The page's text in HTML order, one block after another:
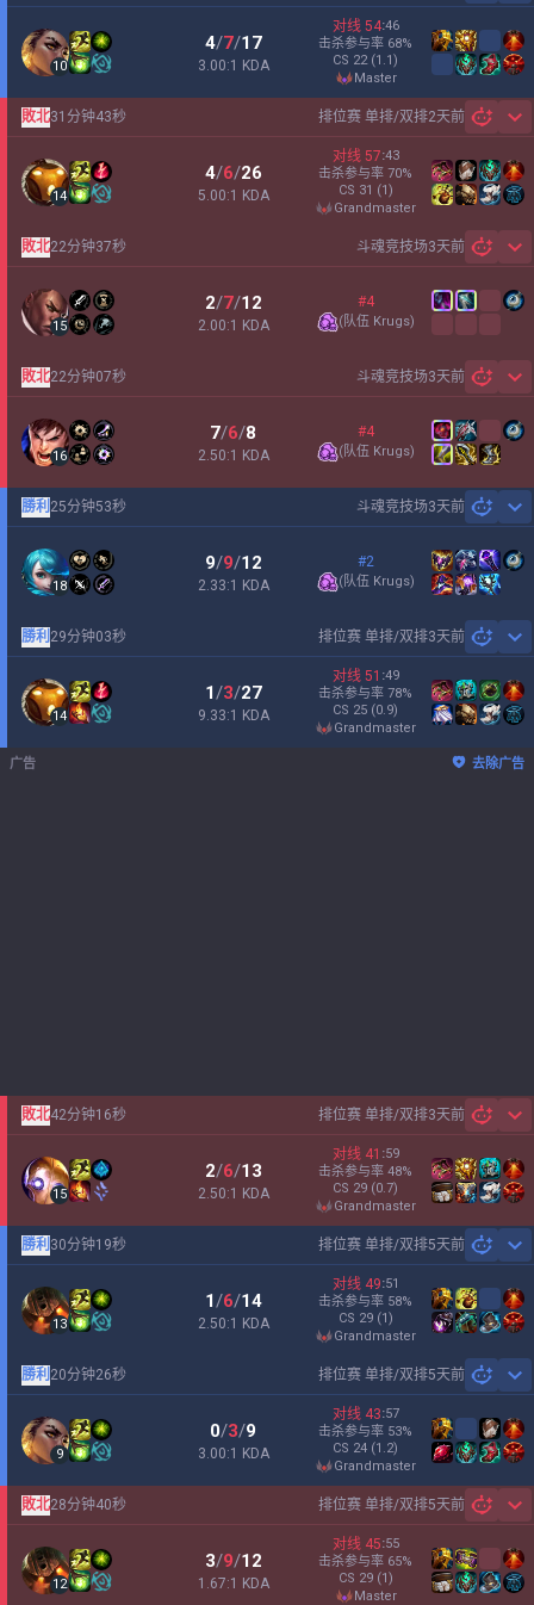
10
4/7/17
3.00:1 KDA
对线 54:46
击杀参与率 68%
CS 22 (1.1)
master
排位赛 单排/双排2天前
敗北31分钟43秒
14
4/6/26
5.00:1 KDA
对线 57:43
击杀参与率 70%
CS 31 (1)
grandmaster
斗魂竞技场3天前
敗北22分钟37秒
15
2/7/12
2.00:1 KDA
#4
(队伍 Krugs)
斗魂竞技场3天前
敗北22分钟07秒
16
7/6/8
2.50:1 KDA
#4
(队伍 Krugs)
斗魂竞技场3天前
勝利 25分钟53秒
18
9/9/12
2.33:1 KDA
#2
(队伍 Krugs)
排位赛 单排/双排3天前
勝利 29分钟03秒
14
1/3/27
9.33:1 KDA
对线 51 :49
击杀参与率 78%
CS 25 (0.9)
grandmaster
广告 去除广告
排位赛 单排/双排3天前
敗北42分钟16秒
15
2/6/13
2.50:1 KDA
对线 41 :59
击杀参与率 48%
CS 29 (0.7)
grandmaster
排位赛 单排/双排5天前
勝利 30分钟19秒
13
1/6/14
2.50:1 KDA
对线 49:51
击杀参与率 58%
CS 29 (1)
grandmaster
排位赛 单排/双排5天前
勝利 20分钟26秒
9
0/3/9
3.00:1 KDA
对线 43:57
击杀参与率 53%
CS 24 (1.2)
grandmaster
排位赛 单排/双排5天前
敗北28分钟40秒
12
3/9/12
1.67:1 KDA
对线 45:55
击杀参与率 65%
CS 29 (1)
master